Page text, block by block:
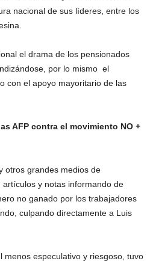
nacional de sus líderes, entre los
el drama de los pensionados
por lo mismo el
con el apoyo mayoritario de las
AFP contra el movimiento NO +
otros grandes medios de
y notas informando de
no ganado por los trabajadores
culpando directamente a Luis
menos especulativo y riesgoso, tuvo